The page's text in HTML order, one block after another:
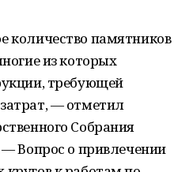
памятников
из которых
требующей
— отметил
Собрания
Вопрос о привлечении